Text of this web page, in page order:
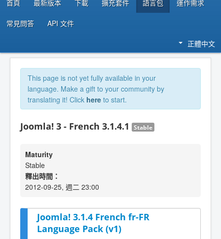
首頁 最新版本 下載 擴充套件 語言包 運作需求
常見問答 API 文件
正體中文
This page is not yet fully available in your
language. Make a gift to your community by
translating it! Click here to start.
Joomla! 3 - French 3.1.4.1 Stable
Maturity
Stable
釋出時間：
2012-09-25, 週二 23:00
Joomla! 3.1.4 French fr-FR
Language Pack (v1)